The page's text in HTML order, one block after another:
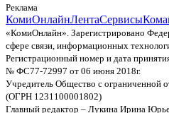
Реклама
КомиОнлайнЛентаСервисы
«КомиОнлайн». Зарегистрировано
сфере связи, информационных
Регистрационный номер и дата
№ ФС77-72997 от 06 июня 2018г.
Учредитель Общество с ограниченной
(ОГРН 1231100001802)
Главный редактор – Лукина Ирина